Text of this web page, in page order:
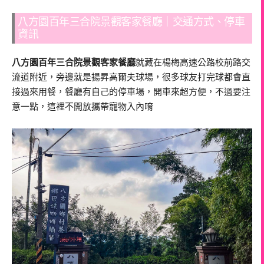
八方園百年三合院景觀客家餐廳｜交通方式、停車
資訊
八方園百年三合院景觀客家餐廳就藏在楊梅高速公路校前路交
流道附近，旁邊就是揚昇高爾夫球場，很多球友打完球都會直
接過來用餐，餐廳有自己的停車場，開車來超方便，不過要注
意一點，這裡不開放攜帶寵物入內唷